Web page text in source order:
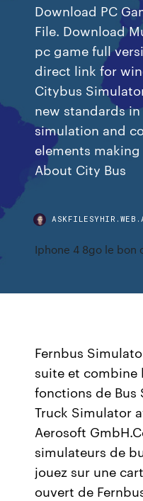
Download PC
File. Download
pc game full
direct link for
Citybus
new standards
simulation and
elements
About City Bus
Iphone 4 8go le bon
Fernbus
suite et combine
fonctions de Bus
Truck Simulator
Aerosoft
simulateurs de
jouez sur une
ouvert de